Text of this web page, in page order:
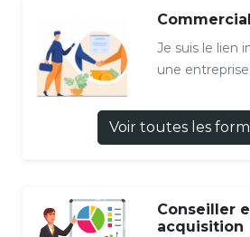
Commercial
Je suis le lien
une
Voir toutes les
Conseiller
acquisition